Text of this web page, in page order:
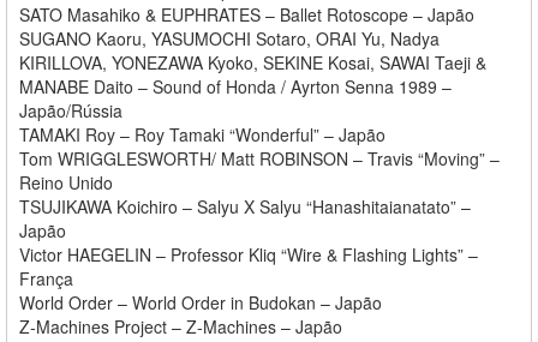
SATO Masahiko & EUPHRATES – Ballet Rotoscope – Japão
SUGANO Kaoru, YASUMOCHI Sotaro, ORAI Yu, Nadya
KIRILLOVA, YONEZAWA Kyoko, SEKINE Kosai, SAWAI Taeji &
MANABE Daito – Sound of Honda / Ayrton Senna 1989 –
Japão/Rússia
TAMAKI Roy – Roy Tamaki “Wonderful” – Japão
Tom WRIGGLESWORTH/ Matt ROBINSON – Travis “Moving” –
Reino Unido
TSUJIKAWA Koichiro – Salyu X Salyu “Hanashitaianatato” –
Japão
Victor HAEGELIN – Professor Kliq “Wire & Flashing Lights” –
França
World Order – World Order in Budokan – Japão
Z-Machines Project – Z-Machines – Japão